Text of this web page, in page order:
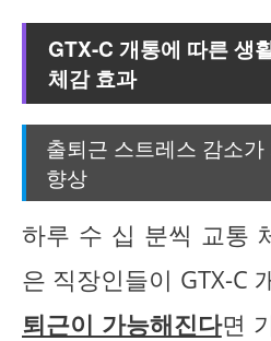
GTX-C 개통에 따른 생
체감 효과
출퇴근 스트레스 감소
향상
하루 수 십 분씩 교통
은 직장인들이 GTX-C
퇴근이 가능해진다면